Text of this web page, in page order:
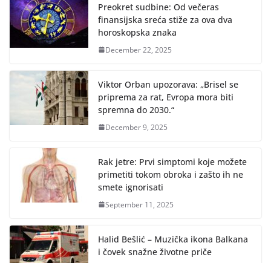
Preokret sudbine: Od večeras
finansijska sreća stiže za ova dva
horoskopska znaka
December 22, 2025
Viktor Orban upozorava: „Brisel se
priprema za rat, Evropa mora biti
spremna do 2030.“
December 9, 2025
Rak jetre: Prvi simptomi koje možete
primetiti tokom obroka i zašto ih ne
smete ignorisati
September 11, 2025
Halid Bešlić – Muzička ikona Balkana
i čovek snažne životne priče